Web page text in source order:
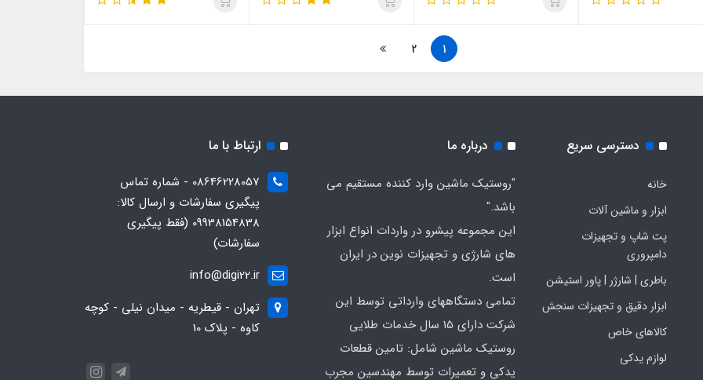
1
2
دسترسی سریع
خانه
ابزار و ماشین آلات
پت شاپ و تجهیزات
دامپروری
باطری | شارژر | پاور استیشن
ابزار دقیق و تجهیزات سنجش
کالاهای خاص
لوازم یدکی
درباره ما
"روستیک ماشین وارد کننده مستقیم می
باشد."
این مجموعه پیشرو در واردات انواع ابزار
های شارژی و تجهیزات نوین در ایران
است.
تمامی دستگاههای وارداتی توسط این
شرکت دارای 15 سال خدمات طلایی
روستیک ماشین شامل: تامین قطعات
یدکی و تعمیرات توسط مهندسین مجرب
ارتباط با ما
08646228057 - شماره تماس
پیگیری سفارشات و ارسال کالا:
09938154838 (فقط پیگیری
سفارشات)
info@digi22.ir
تهران - قیطریه - میدان نیلی - کوچه
کاوه - پلاک 10